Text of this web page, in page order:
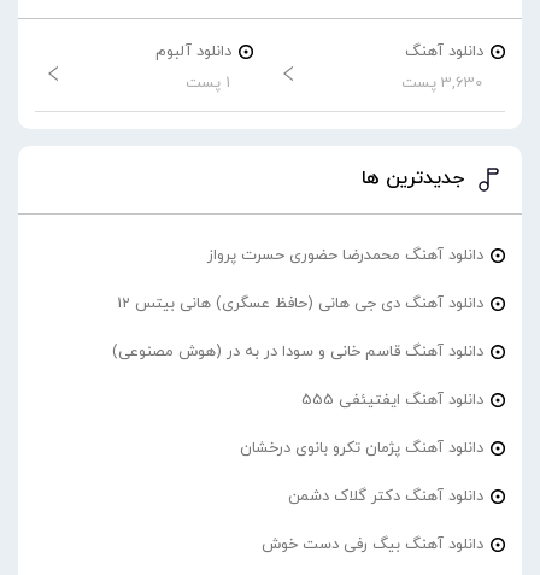
دانلود آهنگ
3,630 پست
دانلود آلبوم
1 پست
جدیدترین ها
دانلود آهنگ محمدرضا حضورى حسرت پرواز
دانلود آهنگ دی جی هانی (حافظ عسگری) هانی بیتس 12
دانلود آهنگ قاسم خانی و سودا در به در (هوش مصنوعی)
دانلود آهنگ ایفتیئفی 555
دانلود آهنگ پژمان تکرو بانوی درخشان
دانلود آهنگ دکتر گلاک دشمن
دانلود آهنگ بیگ رفی دست خوش